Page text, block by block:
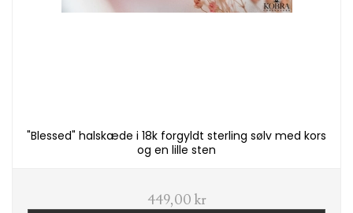
"Blessed" halskæde i 18k forgyldt sterling sølv med kors
og en lille sten
449,00 kr